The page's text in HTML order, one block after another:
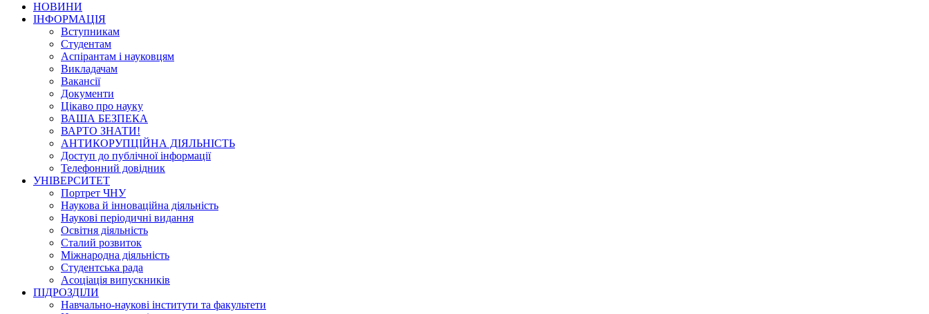
НОВИНИ
ІНФОРМАЦІЯ
Вступникам
Студентам
Аспірантам і науковцям
Викладачам
Вакансії
Документи
Цікаво про науку
ВАША БЕЗПЕКА
ВАРТО ЗНАТИ!
АНТИКОРУПЦІЙНА ДІЯЛЬНІСТЬ
Доступ до публічної інформації
Телефонний довідник
УНІВЕРСИТЕТ
Портрет ЧНУ
Наукова й інноваційна діяльність
Наукові періодичні видання
Освітня діяльність
Сталий розвиток
Міжнародна діяльність
Студентська рада
Асоціація випускників
ПІДРОЗДІЛИ
Навчально-наукові інститути та факультети